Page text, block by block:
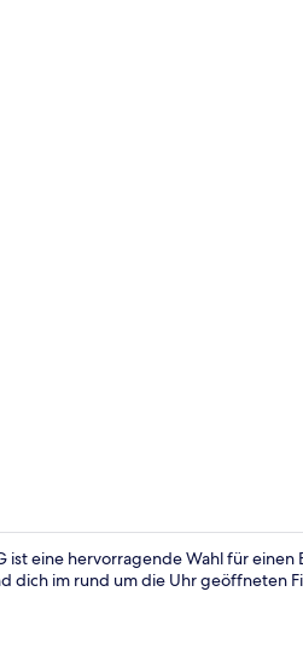
ist eine hervorragende Wahl für einen
dich im rund um die Uhr geöffneten